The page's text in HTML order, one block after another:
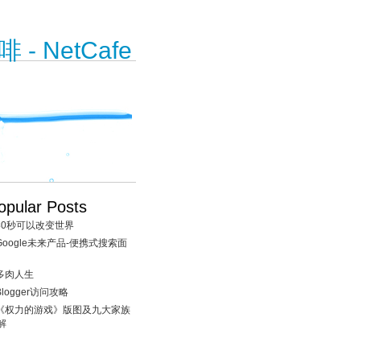
- NetCafe
Posts
秒可以改变世界
未来产品-便携式搜索面
肉人生
访问攻略
《权力的游戏》版图及九大家族